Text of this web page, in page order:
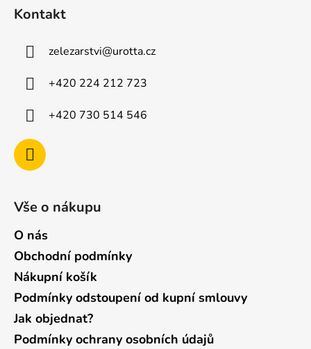
Kontakt
zelezarstvi@urotta.cz
+420 224 212 723
+420 730 514 546
Vše o nákupu
O nás
Obchodní podmínky
Nákupní košík
Podmínky odstoupení od kupní smlouvy
Jak objednat?
Podmínky ochrany osobních údajů